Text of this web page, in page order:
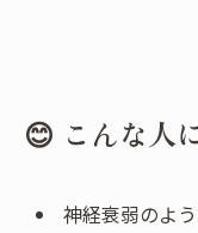
😊 こんな人
神経衰弱のよ